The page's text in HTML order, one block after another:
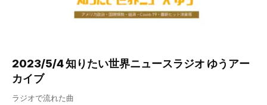
2023/5/4 知りたい世界ニュースラジオ ゆうアー
カイブ
ラジオで流れた曲